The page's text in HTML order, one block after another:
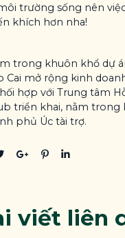
trường sống nên
khích hơn nha!
trong khuôn khổ dự
Cai mở rộng kinh
hợp với Trung tâm
triển khai, nằm trong
phủ Úc tài trợ.
viết liên